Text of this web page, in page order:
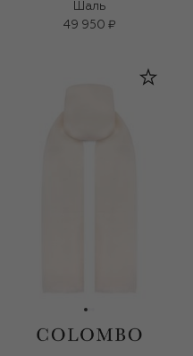
Шаль
49 950 ₽